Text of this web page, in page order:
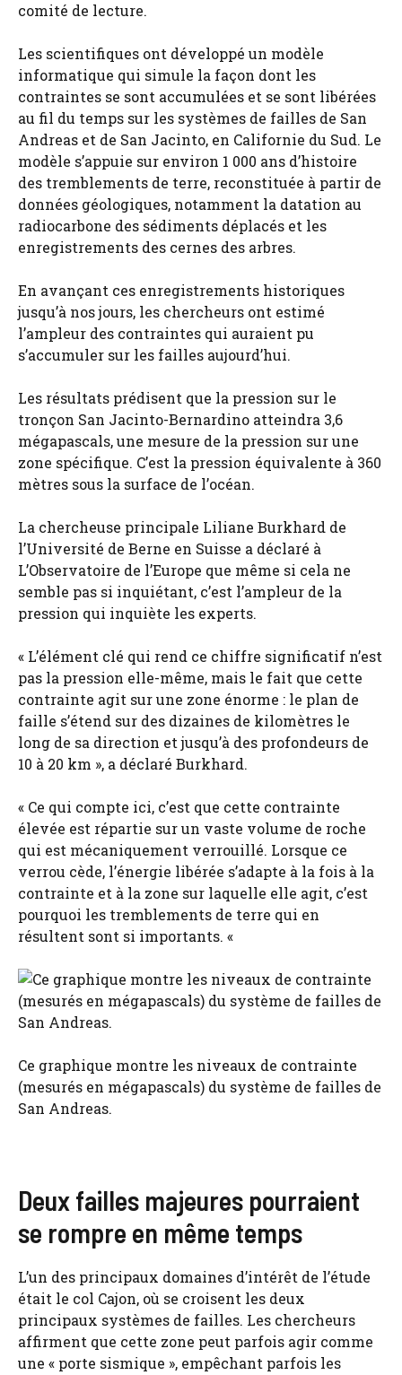
comité de lecture.
Les scientifiques ont développé un modèle
informatique qui simule la façon dont les
contraintes se sont accumulées et se sont libérées
au fil du temps sur les systèmes de failles de San
Andreas et de San Jacinto, en Californie du Sud. Le
modèle s’appuie sur environ 1 000 ans d’histoire
des tremblements de terre, reconstituée à partir de
données géologiques, notamment la datation au
radiocarbone des sédiments déplacés et les
enregistrements des cernes des arbres.
En avançant ces enregistrements historiques
jusqu’à nos jours, les chercheurs ont estimé
l’ampleur des contraintes qui auraient pu
s’accumuler sur les failles aujourd’hui.
Les résultats prédisent que la pression sur le
tronçon San Jacinto-Bernardino atteindra 3,6
mégapascals, une mesure de la pression sur une
zone spécifique. C’est la pression équivalente à 360
mètres sous la surface de l’océan.
La chercheuse principale Liliane Burkhard de
l’Université de Berne en Suisse a déclaré à
L’Observatoire de l’Europe que même si cela ne
semble pas si inquiétant, c’est l’ampleur de la
pression qui inquiète les experts.
« L’élément clé qui rend ce chiffre significatif n’est
pas la pression elle-même, mais le fait que cette
contrainte agit sur une zone énorme : le plan de
faille s’étend sur des dizaines de kilomètres le
long de sa direction et jusqu’à des profondeurs de
10 à 20 km », a déclaré Burkhard.
« Ce qui compte ici, c’est que cette contrainte
élevée est répartie sur un vaste volume de roche
qui est mécaniquement verrouillé. Lorsque ce
verrou cède, l’énergie libérée s’adapte à la fois à la
contrainte et à la zone sur laquelle elle agit, c’est
pourquoi les tremblements de terre qui en
résultent sont si importants. «
Ce graphique montre les niveaux de contrainte
(mesurés en mégapascals) du système de failles de
San Andreas.
Deux failles majeures pourraient
se rompre en même temps
L’un des principaux domaines d’intérêt de l’étude
était le col Cajon, où se croisent les deux
principaux systèmes de failles. Les chercheurs
affirment que cette zone peut parfois agir comme
une « porte sismique », empêchant parfois les